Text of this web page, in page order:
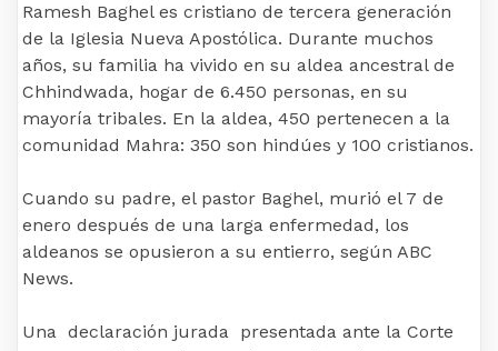
Ramesh Baghel es cristiano de tercera generación
de la Iglesia Nueva Apostólica. Durante muchos
años, su familia ha vivido en su aldea ancestral de
Chhindwada, hogar de 6.450 personas, en su
mayoría tribales. En la aldea, 450 pertenecen a la
comunidad Mahra: 350 son hindúes y 100 cristianos.
Cuando su padre, el pastor Baghel, murió el 7 de
enero después de una larga enfermedad, los
aldeanos se opusieron a su entierro, según ABC
News.
Una declaración jurada presentada ante la Corte